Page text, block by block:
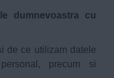
dumnevoastra cu
de ce utilizam datele
precum si